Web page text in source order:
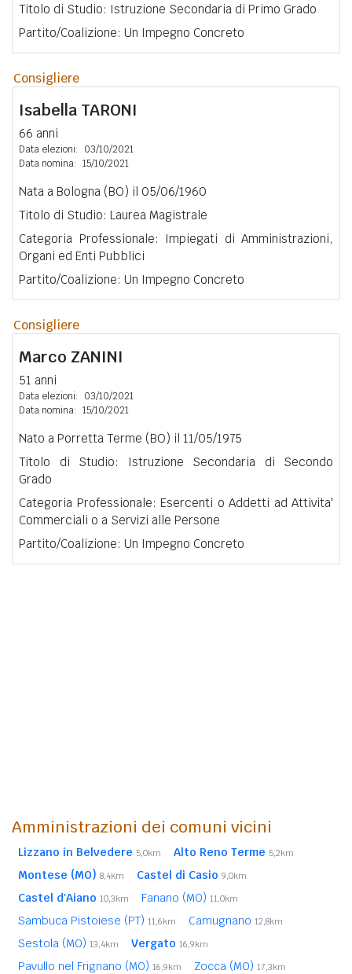
Titolo di Studio: Istruzione Secondaria di Primo Grado
Partito/Coalizione: Un Impegno Concreto
Consigliere
Isabella TARONI
66 anni
Data elezioni:
03/10/2021
Data nomina: 15/10/2021
Nata a Bologna (BO) il 05/06/1960
Titolo di Studio: Laurea Magistrale
Categoria Professionale: Impiegati di Amministrazioni,
Organi ed Enti Pubblici
Partito/Coalizione: Un Impegno Concreto
Consigliere
Marco ZANINI
51 anni
Data elezioni:
03/10/2021
Data nomina: 15/10/2021
Nato a Porretta Terme (BO) il 11/05/1975
Titolo di Studio: Istruzione Secondaria di Secondo
Grado
Categoria Professionale: Esercenti o Addetti ad Attivita'
Commerciali o a Servizi alle Persone
Partito/Coalizione: Un Impegno Concreto
Amministrazioni dei comuni vicini
Lizzano in Belvedere 5,0km Alto Reno Terme 5,2km
Montese (MO) 8,4km Castel di Casio 9,0km
Castel d'Aiano 10,3km Fanano (MO) 11,0km
Sambuca Pistoiese (PT) 11,6km Camugnano 12,8km
Sestola (MO) 13,4km Vergato 16,9km
Pavullo nel Frignano (MO) 16,9km Zocca (MO) 17,3km